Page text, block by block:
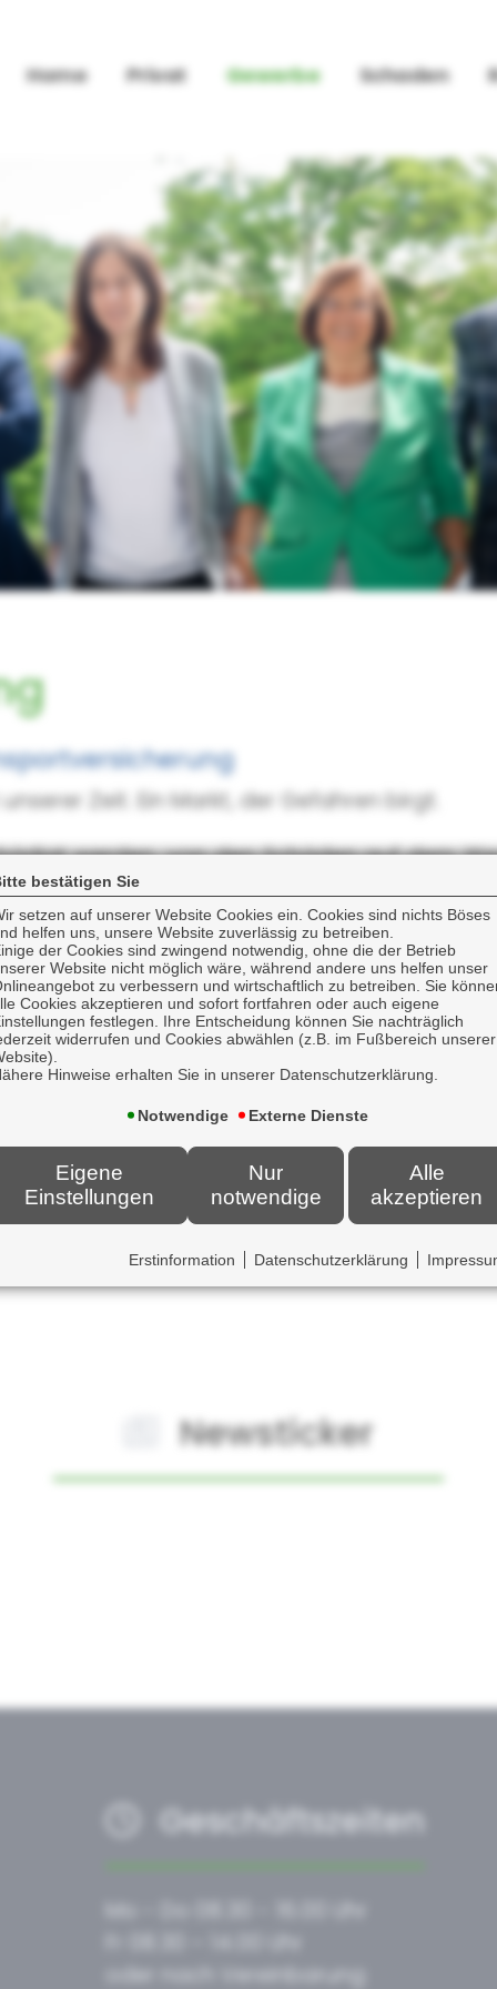
bestätigen Sie
setzen auf unserer Website Cookies ein. Cookies sind nichts Böses
helfen uns, unsere Website zuverlässig zu betreiben.
der Cookies sind zwingend notwendig, ohne die der Betrieb
Website nicht möglich wäre, während andere uns helfen unser
zu verbessern und wirtschaftlich zu betreiben. Sie
Cookies akzeptieren und sofort fortfahren oder auch eigene
festlegen. Ihre Entscheidung können Sie nachträglich
widerrufen und Cookies abwählen (z.B. im Fußbereich unserer
Hinweise erhalten Sie in unserer Datenschutzerklärung.
Notwendige Externe Dienste
Eigene
Einstellungen
Nur
notwendige
Alle
akzeptieren
Erstinformation Datenschutzerklärung
Home Privat Gewerbe Schaden
Zeit. Ein Markt, der Gefahren birgt.
werden, von den Schäden auf dem
bemessen ist, sollte man eine
ausreichend ersetzen.
möglich.
finden Sie hier
Newsticker
Geschäftszeiten
oder nach Vereinbarung